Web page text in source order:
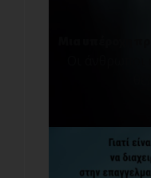
Οι άνθρωποι